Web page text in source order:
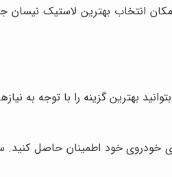
انتخاب بهترین لاستیک
بهترین گزینه را با توجه به
خودروی خود اطمینان حاصل